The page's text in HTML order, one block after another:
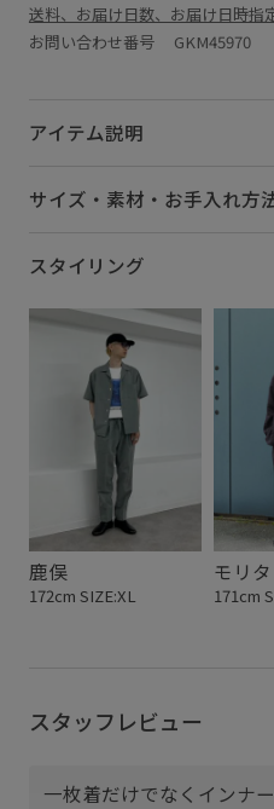
送料、お届け日数、お届け日時指
お問い合わせ番号 GKM45970
アイテム説明
サイズ・素材・お手入れ方
スタイリング
鹿俣
172cm SIZE:XL
モリタ
171cm
スタッフレビュー
一枚着だけでなくインナ